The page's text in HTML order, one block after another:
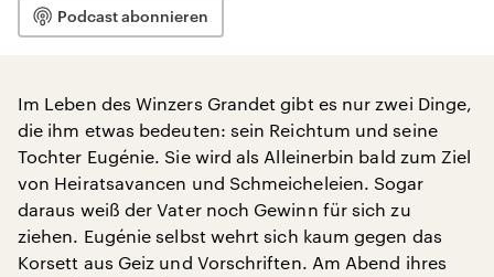
Podcast abonnieren
Im Leben des Winzers Grandet gibt es nur zwei Dinge,
die ihm etwas bedeuten: sein Reichtum und seine
Tochter Eugénie. Sie wird als Alleinerbin bald zum Ziel
von Heiratsavancen und Schmeicheleien. Sogar
daraus weiß der Vater noch Gewinn für sich zu
ziehen. Eugénie selbst wehrt sich kaum gegen das
Korsett aus Geiz und Vorschriften. Am Abend ihres